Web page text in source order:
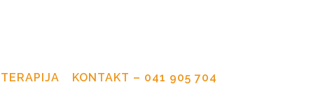
TERAPIJA KONTAKT – 041 905 704